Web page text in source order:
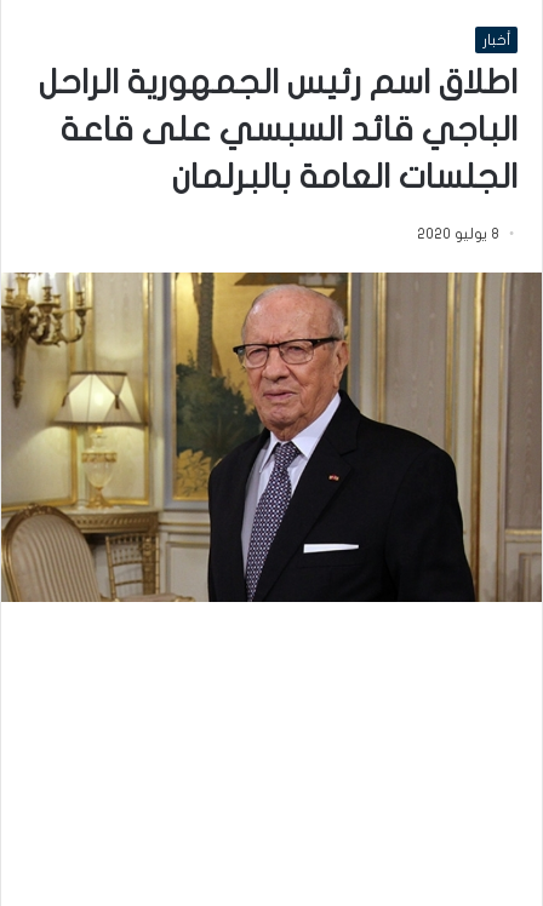
أخبار
اطلاق اسم رئيس الجمهورية الراحل
الباجي قائد السبسي على قاعة
الجلسات العامة بالبرلمان
8 يوليو 2020